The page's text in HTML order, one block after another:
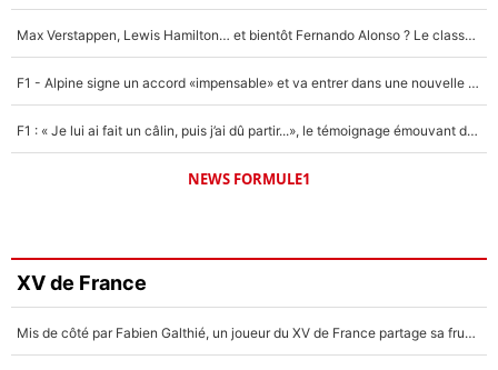
Max Verstappen, Lewis Hamilton… et bientôt Fernando Alonso ? Le classement des pilotes les mieux payés en Formule 1 risque de changer !
F1 - Alpine signe un accord «impensable» et va entrer dans une nouvelle dimension : Grande nouvelle pour Pierre Gasly !
F1 : « Je lui ai fait un câlin, puis j’ai dû partir...», le témoignage émouvant de Max Verstappen sur sa fille
NEWS FORMULE1
XV de France
Mis de côté par Fabien Galthié, un joueur du XV de France partage sa frustration : «ils ne me l’ont pas dit tout de suite»